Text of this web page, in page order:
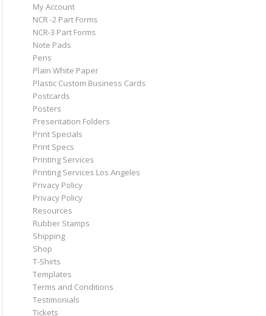
My Account
NCR -2 Part Forms
NCR-3 Part Forms
Note Pads
Pens
Plain White Paper
Plastic Custom Business Cards
Postcards
Posters
Presentation Folders
Print Specials
Print Specs
Printing Services
Printing Services Los Angeles
Privacy Policy
Privacy Policy
Resources
Rubber Stamps
Shipping
Shop
T-Shirts
Templates
Terms and Conditions
Testimonials
Tickets